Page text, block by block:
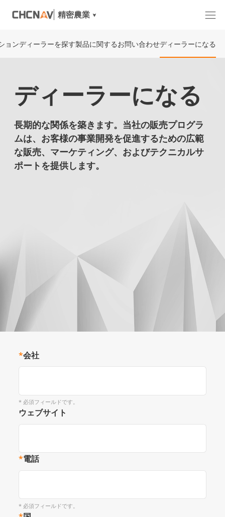
精密農業
ョンディーラーを探す製品に関するお問い合わせディーラーになる
ディーラーになる
長期的な関係を築きます。当社の販売プログラ
ムは、お客様の事業開発を促進するための広範
な販売、マーケティング、およびテクニカルサ
ポートを提供します。
*会社
* 必須フィールドです。
ウェブサイト
*電話
* 必須フィールドです。